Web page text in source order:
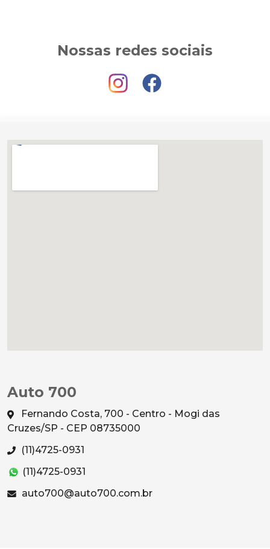
Nossas redes sociais
Auto 700
Fernando Costa, 700 - Centro - Mogi das
Cruzes/SP - CEP 08735000
(11)4725-0931
(11)4725-0931
auto700@auto700.com.br